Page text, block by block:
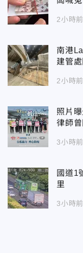
2小時前
南港
建管
2小時前
照片
律師
3小時前
國道1
里
3小時前